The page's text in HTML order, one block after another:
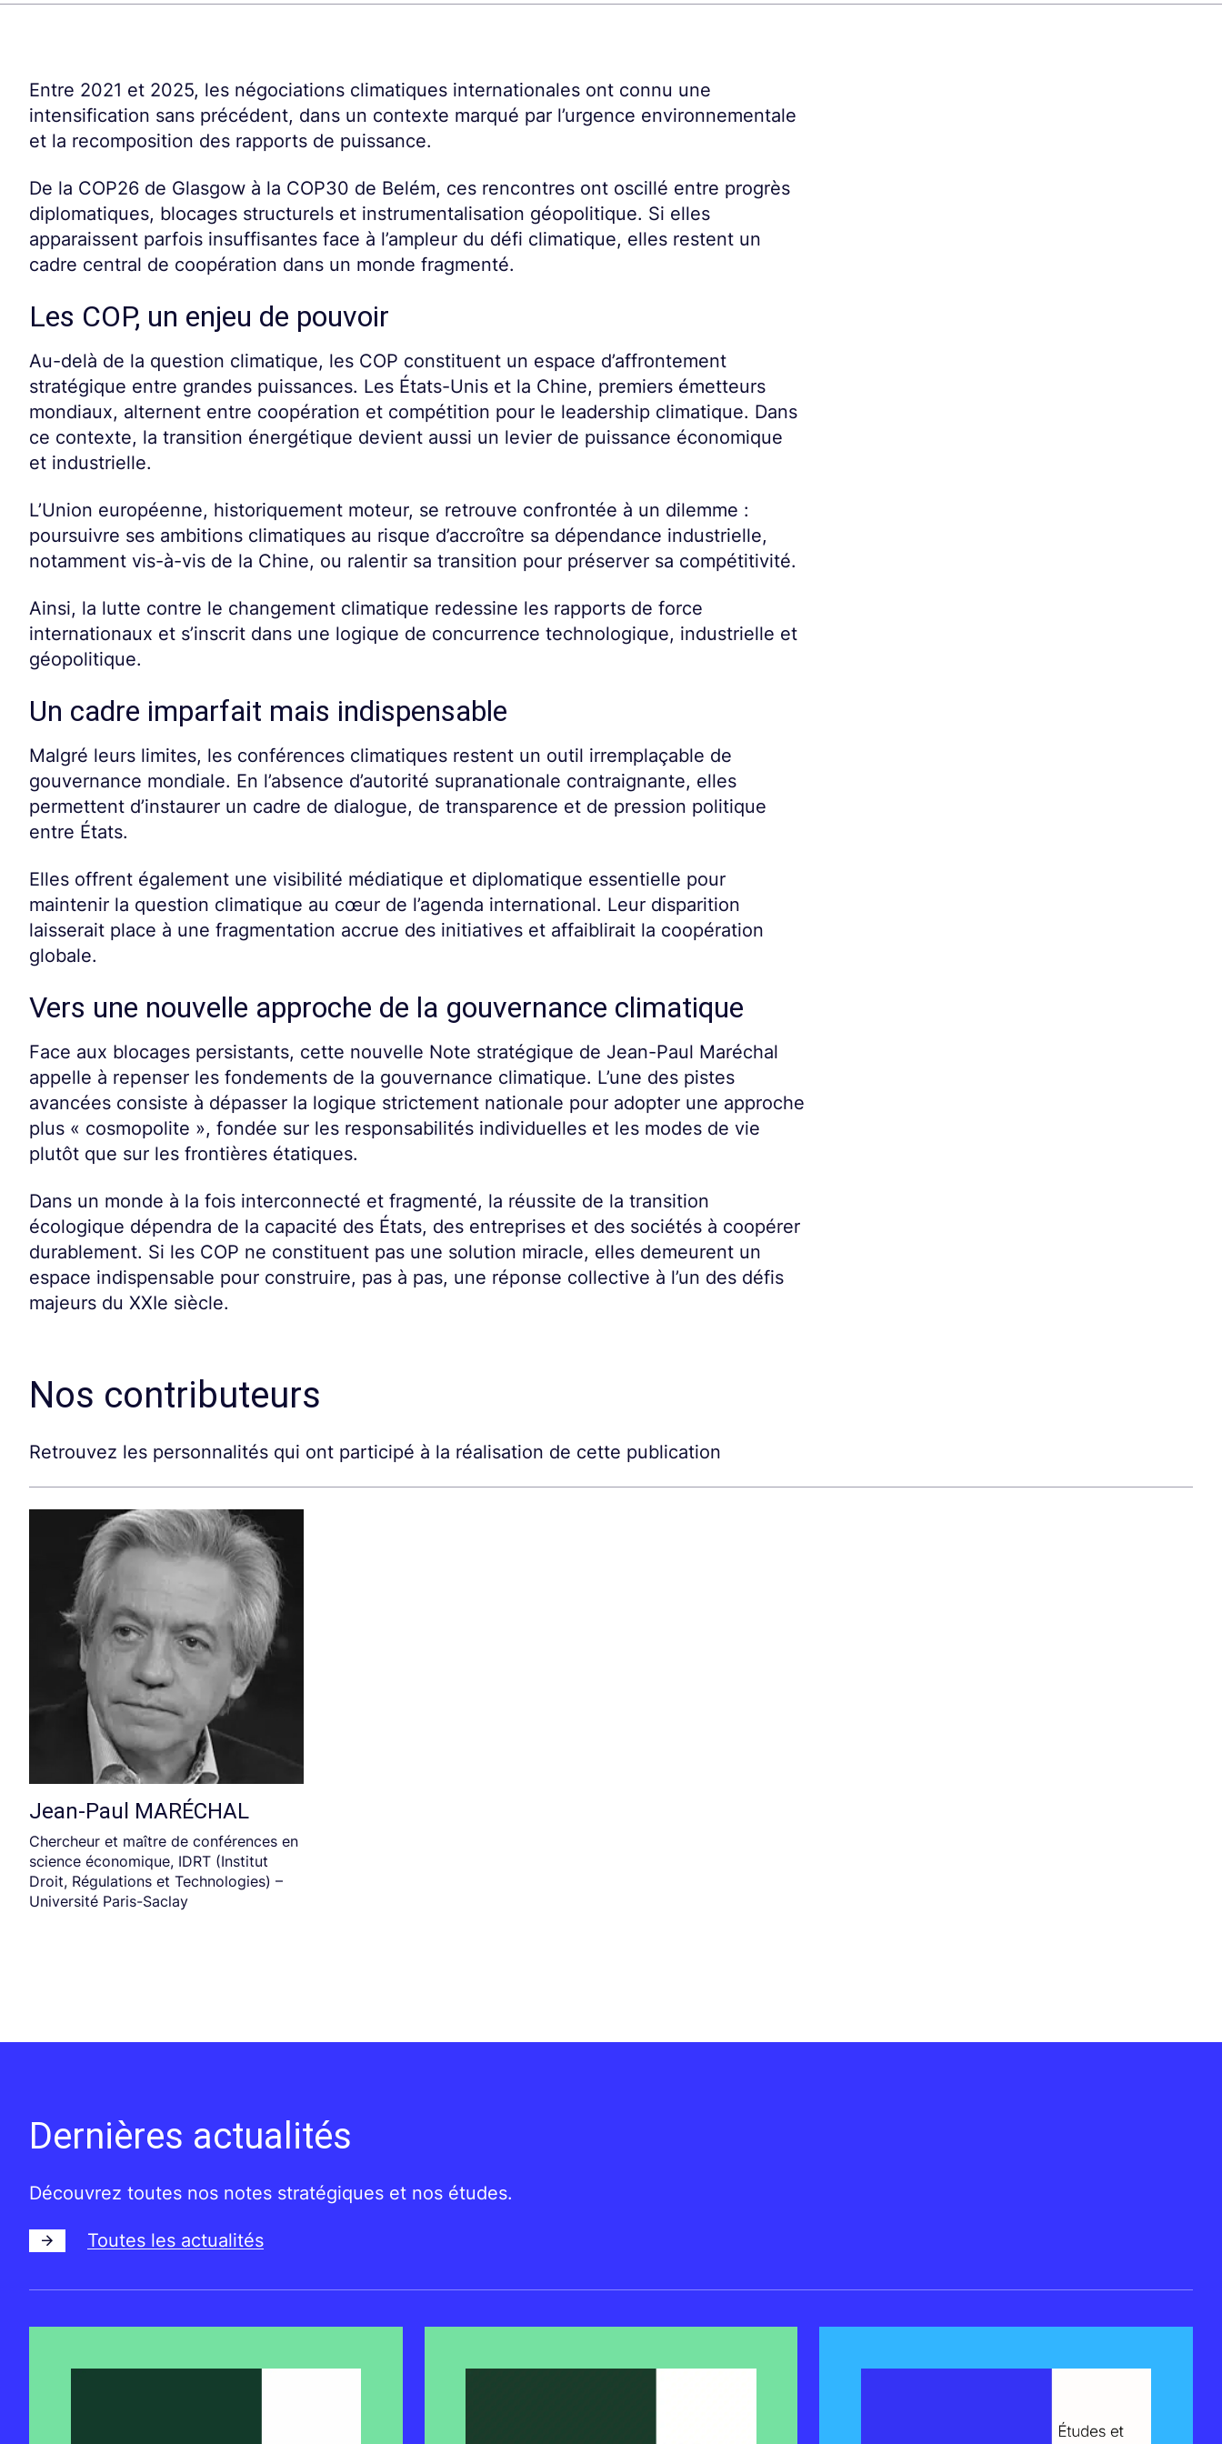
Entre 2021 et 2025, les négociations climatiques internationales ont connu une
intensification sans précédent, dans un contexte marqué par l’urgence environnementale
et la recomposition des rapports de puissance.
De la COP26 de Glasgow à la COP30 de Belém, ces rencontres ont oscillé entre progrès
diplomatiques, blocages structurels et instrumentalisation géopolitique. Si elles
apparaissent parfois insuffisantes face à l’ampleur du défi climatique, elles restent un
cadre central de coopération dans un monde fragmenté.
Les COP, un enjeu de pouvoir
Au-delà de la question climatique, les COP constituent un espace d’affrontement
stratégique entre grandes puissances. Les États-Unis et la Chine, premiers émetteurs
mondiaux, alternent entre coopération et compétition pour le leadership climatique. Dans
ce contexte, la transition énergétique devient aussi un levier de puissance économique
et industrielle.
L’Union européenne, historiquement moteur, se retrouve confrontée à un dilemme :
poursuivre ses ambitions climatiques au risque d’accroître sa dépendance industrielle,
notamment vis-à-vis de la Chine, ou ralentir sa transition pour préserver sa compétitivité.
Ainsi, la lutte contre le changement climatique redessine les rapports de force
internationaux et s’inscrit dans une logique de concurrence technologique, industrielle et
géopolitique.
Un cadre imparfait mais indispensable
Malgré leurs limites, les conférences climatiques restent un outil irremplaçable de
gouvernance mondiale. En l’absence d’autorité supranationale contraignante, elles
permettent d’instaurer un cadre de dialogue, de transparence et de pression politique
entre États.
Elles offrent également une visibilité médiatique et diplomatique essentielle pour
maintenir la question climatique au cœur de l’agenda international. Leur disparition
laisserait place à une fragmentation accrue des initiatives et affaiblirait la coopération
globale.
Vers une nouvelle approche de la gouvernance climatique
Face aux blocages persistants, cette nouvelle Note stratégique de Jean-Paul Maréchal
appelle à repenser les fondements de la gouvernance climatique. L’une des pistes
avancées consiste à dépasser la logique strictement nationale pour adopter une approche
plus « cosmopolite », fondée sur les responsabilités individuelles et les modes de vie
plutôt que sur les frontières étatiques.
Dans un monde à la fois interconnecté et fragmenté, la réussite de la transition
écologique dépendra de la capacité des États, des entreprises et des sociétés à coopérer
durablement. Si les COP ne constituent pas une solution miracle, elles demeurent un
espace indispensable pour construire, pas à pas, une réponse collective à l’un des défis
majeurs du XXIe siècle.
Nos contributeurs
Retrouvez les personnalités qui ont participé à la réalisation de cette publication
Jean-Paul MARÉCHAL
Chercheur et maître de conférences en
science économique, IDRT (Institut
Droit, Régulations et Technologies) –
Université Paris-Saclay
Dernières actualités
Découvrez toutes nos notes stratégiques et nos études.
Toutes les actualités